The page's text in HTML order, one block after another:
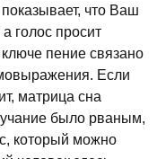
что Ваш
голос просит
пение связано
Если
матрица сна
было рваным,
который можно